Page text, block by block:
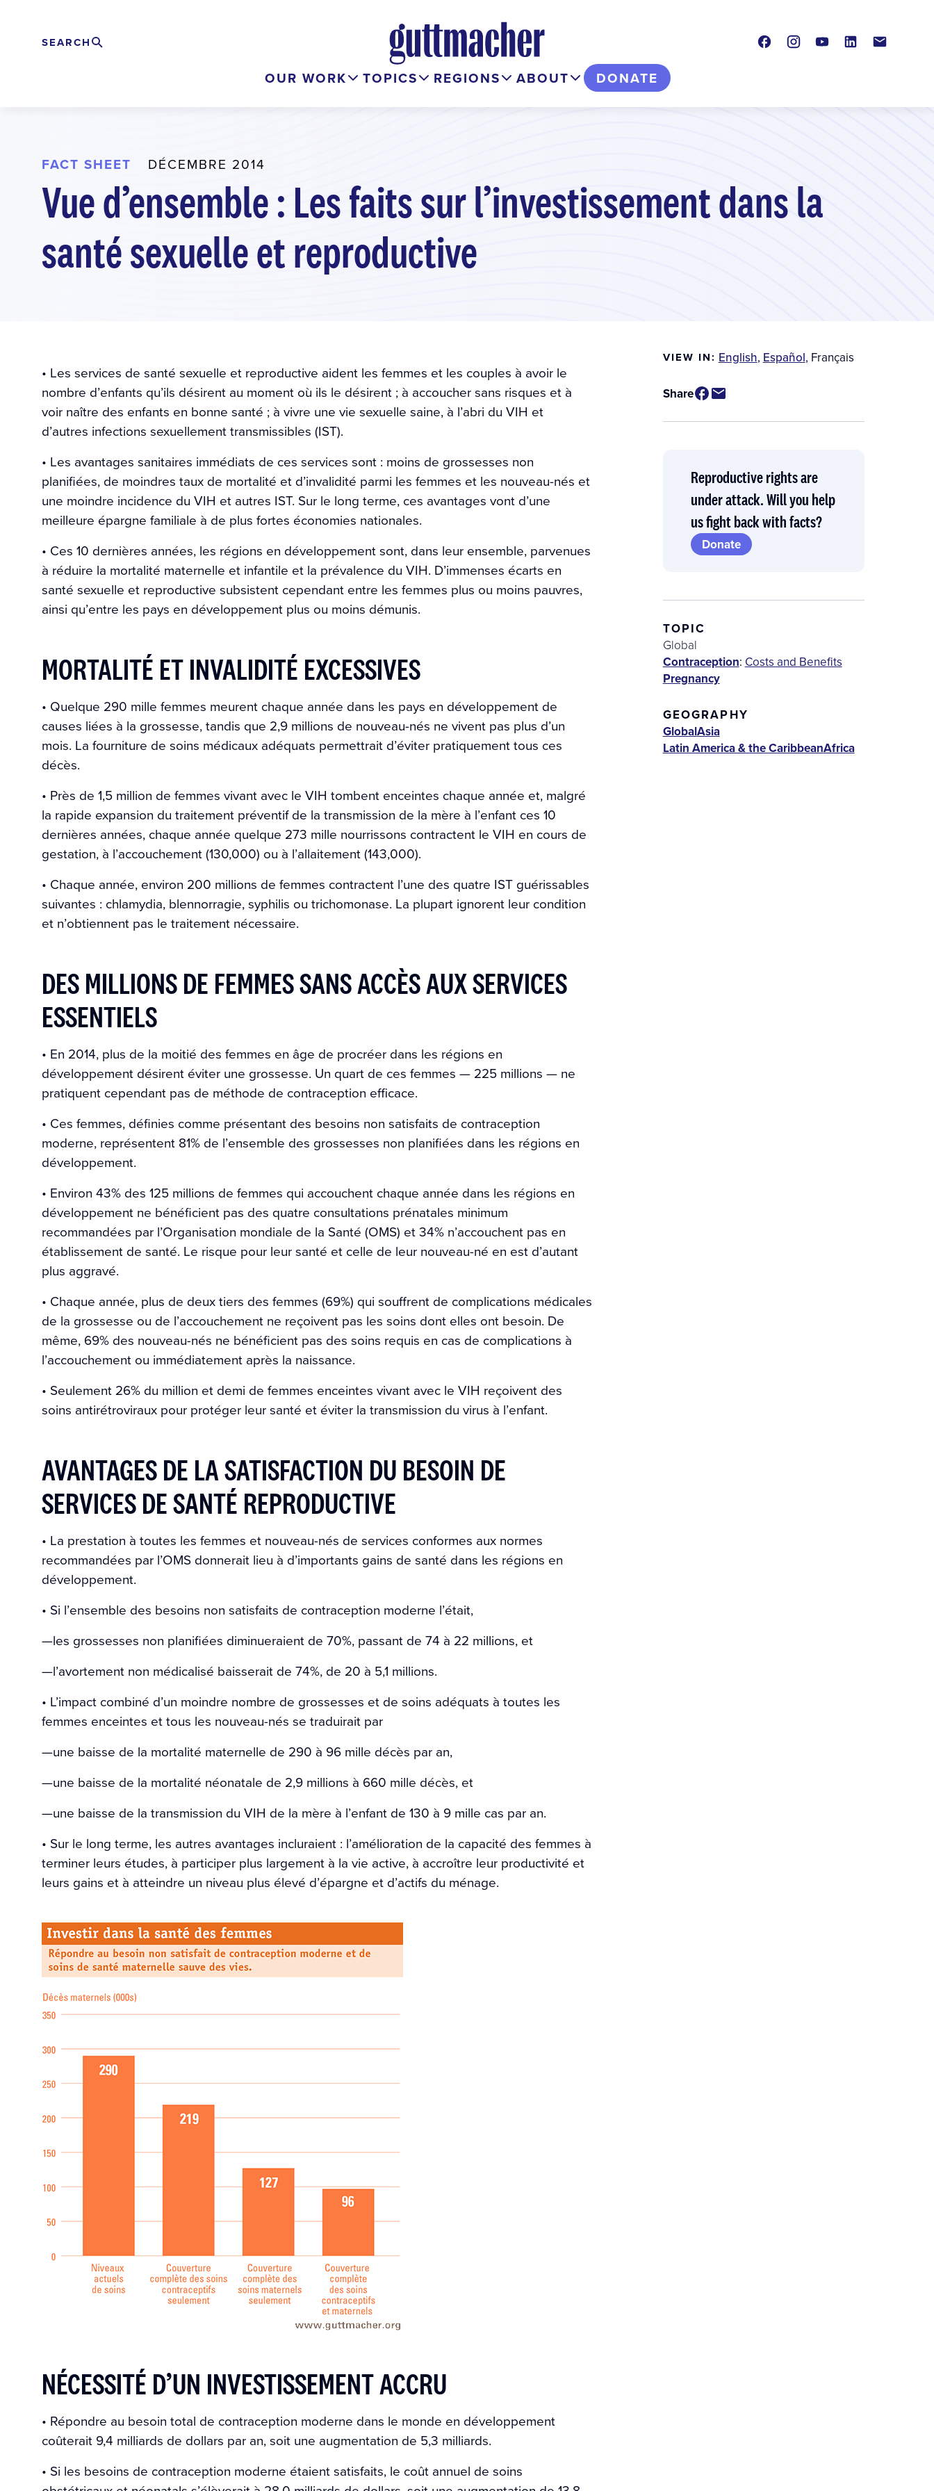
Rechercher
EXPAND
SEARCH FacebookInstagramYoutube LinkedIn
OUR WORK TOPICS REGIONS ABOUT DONATE
FACT SHEET DÉCEMBRE 2014
Vue d’ensemble : Les faits sur l’investissement dans la
santé sexuelle et reproductive
• Les services de santé sexuelle et reproductive aident les femmes et les couples à avoir le
nombre d’enfants qu’ils désirent au moment où ils le désirent ; à accoucher sans risques et à
voir naître des enfants en bonne santé ; à vivre une vie sexuelle saine, à l’abri du VIH et
d’autres infections sexuellement transmissibles (IST).
• Les avantages sanitaires immédiats de ces services sont : moins de grossesses non
planifiées, de moindres taux de mortalité et d’invalidité parmi les femmes et les nouveau-nés et
une moindre incidence du VIH et autres IST. Sur le long terme, ces avantages vont d’une
meilleure épargne familiale à de plus fortes économies nationales.
• Ces 10 dernières années, les régions en développement sont, dans leur ensemble, parvenues
à réduire la mortalité maternelle et infantile et la prévalence du VIH. D’immenses écarts en
santé sexuelle et reproductive subsistent cependant entre les femmes plus ou moins pauvres,
ainsi qu’entre les pays en développement plus ou moins démunis.
MORTALITÉ ET INVALIDITÉ EXCESSIVES
• Quelque 290 mille femmes meurent chaque année dans les pays en développement de
causes liées à la grossesse, tandis que 2,9 millions de nouveau-nés ne vivent pas plus d’un
mois. La fourniture de soins médicaux adéquats permettrait d’éviter pratiquement tous ces
décès.
• Près de 1,5 million de femmes vivant avec le VIH tombent enceintes chaque année et, malgré
la rapide expansion du traitement préventif de la transmission de la mère à l’enfant ces 10
dernières années, chaque année quelque 273 mille nourrissons contractent le VIH en cours de
gestation, à l’accouchement (130,000) ou à l’allaitement (143,000).
• Chaque année, environ 200 millions de femmes contractent l’une des quatre IST guérissables
suivantes : chlamydia, blennorragie, syphilis ou trichomonase. La plupart ignorent leur condition
et n’obtiennent pas le traitement nécessaire.
DES MILLIONS DE FEMMES SANS ACCÈS AUX SERVICES
ESSENTIELS
• En 2014, plus de la moitié des femmes en âge de procréer dans les régions en
développement désirent éviter une grossesse. Un quart de ces femmes — 225 millions — ne
pratiquent cependant pas de méthode de contraception efficace.
• Ces femmes, définies comme présentant des besoins non satisfaits de contraception
moderne, représentent 81% de l’ensemble des grossesses non planifiées dans les régions en
développement.
• Environ 43% des 125 millions de femmes qui accouchent chaque année dans les régions en
développement ne bénéficient pas des quatre consultations prénatales minimum
recommandées par l’Organisation mondiale de la Santé (OMS) et 34% n’accouchent pas en
établissement de santé. Le risque pour leur santé et celle de leur nouveau-né en est d’autant
plus aggravé.
• Chaque année, plus de deux tiers des femmes (69%) qui souffrent de complications médicales
de la grossesse ou de l’accouchement ne reçoivent pas les soins dont elles ont besoin. De
même, 69% des nouveau-nés ne bénéficient pas des soins requis en cas de complications à
l’accouchement ou immédiatement après la naissance.
• Seulement 26% du million et demi de femmes enceintes vivant avec le VIH reçoivent des
soins antirétroviraux pour protéger leur santé et éviter la transmission du virus à l’enfant.
AVANTAGES DE LA SATISFACTION DU BESOIN DE
SERVICES DE SANTÉ REPRODUCTIVE
• La prestation à toutes les femmes et nouveau-nés de services conformes aux normes
recommandées par l’OMS donnerait lieu à d’importants gains de santé dans les régions en
développement.
• Si l’ensemble des besoins non satisfaits de contraception moderne l’était,
—les grossesses non planifiées diminueraient de 70%, passant de 74 à 22 millions, et
—l’avortement non médicalisé baisserait de 74%, de 20 à 5,1 millions.
• L’impact combiné d’un moindre nombre de grossesses et de soins adéquats à toutes les
femmes enceintes et tous les nouveau-nés se traduirait par
—une baisse de la mortalité maternelle de 290 à 96 mille décès par an,
—une baisse de la mortalité néonatale de 2,9 millions à 660 mille décès, et
—une baisse de la transmission du VIH de la mère à l’enfant de 130 à 9 mille cas par an.
• Sur le long terme, les autres avantages incluraient : l’amélioration de la capacité des femmes à
terminer leurs études, à participer plus largement à la vie active, à accroître leur productivité et
leurs gains et à atteindre un niveau plus élevé d’épargne et d’actifs du ménage.
NÉCESSITÉ D’UN INVESTISSEMENT ACCRU
• Répondre au besoin total de contraception moderne dans le monde en développement
coûterait 9,4 milliards de dollars par an, soit une augmentation de 5,3 milliards.
• Si les besoins de contraception moderne étaient satisfaits, le coût annuel de soins
VIEW IN: English, Español, Français
Share
Reproductive rights are
under attack. Will you help
us fight back with facts?
Donate
TOPIC
Global
Contraception: Costs and Benefits
Pregnancy
GEOGRAPHY
GlobalAsia
Latin America & the CaribbeanAfrica